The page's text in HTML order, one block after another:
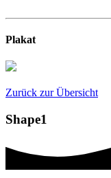
Plakat
Zurück zur Übersicht
Shape1